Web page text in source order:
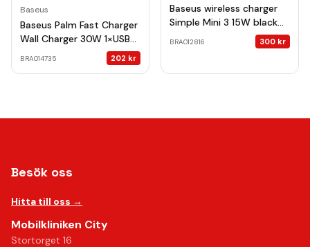
Baseus
Baseus Palm Fast Charger
Wall Charger 30W 1×USB-
BRA014735 202 kr
Baseus wireless charger
Simple Mini 3 15W black
BRA012816 300 kr
Besök oss
Hitta till oss →
Mobilkliniken City
Stortorget 16